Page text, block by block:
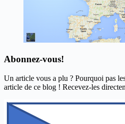
Abonnez-vous!
Un article vous a plu ? Pourquoi pas
article de ce blog ! Recevez-les